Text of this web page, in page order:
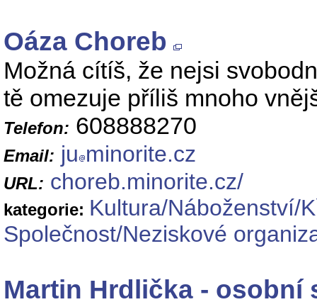
Oáza Choreb
Možná cítíš, že nejsi
tě omezuje příliš mnoho
Telefon: 608888270
Email: ju minorite.cz
URL: choreb.minorite.cz/
kategorie: Kultura/Náboženství/
Společnost/Neziskové
Martin Hrdlička - osobní